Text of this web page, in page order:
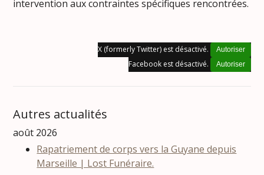
intervention aux contraintes spécifiques rencontrées.
X (formerly Twitter) est désactivé. Autoriser
Facebook est désactivé. Autoriser
Autres actualités
août 2026
Rapatriement de corps vers la Guyane depuis
Marseille | Lost Funéraire.